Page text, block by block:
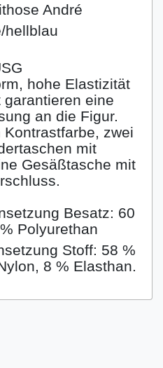
André
hellblau
hohe Elastizität
eine
an die Figur.
zwei
mit
Gesäßtasche mit
Besatz: 60
Polyurethan
Stoff: 58 %
8 % Elasthan.